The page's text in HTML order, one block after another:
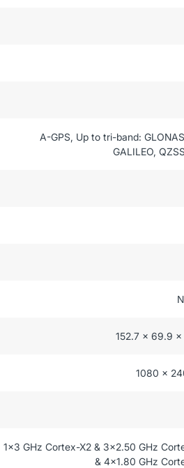
A-GPS, Up to tri-band:
GALILEO,
152.7 x 69.9 x
1080 x
1x3 GHz Cortex-X2 & 3x2.50 GHz
& 4x1.80 GHz